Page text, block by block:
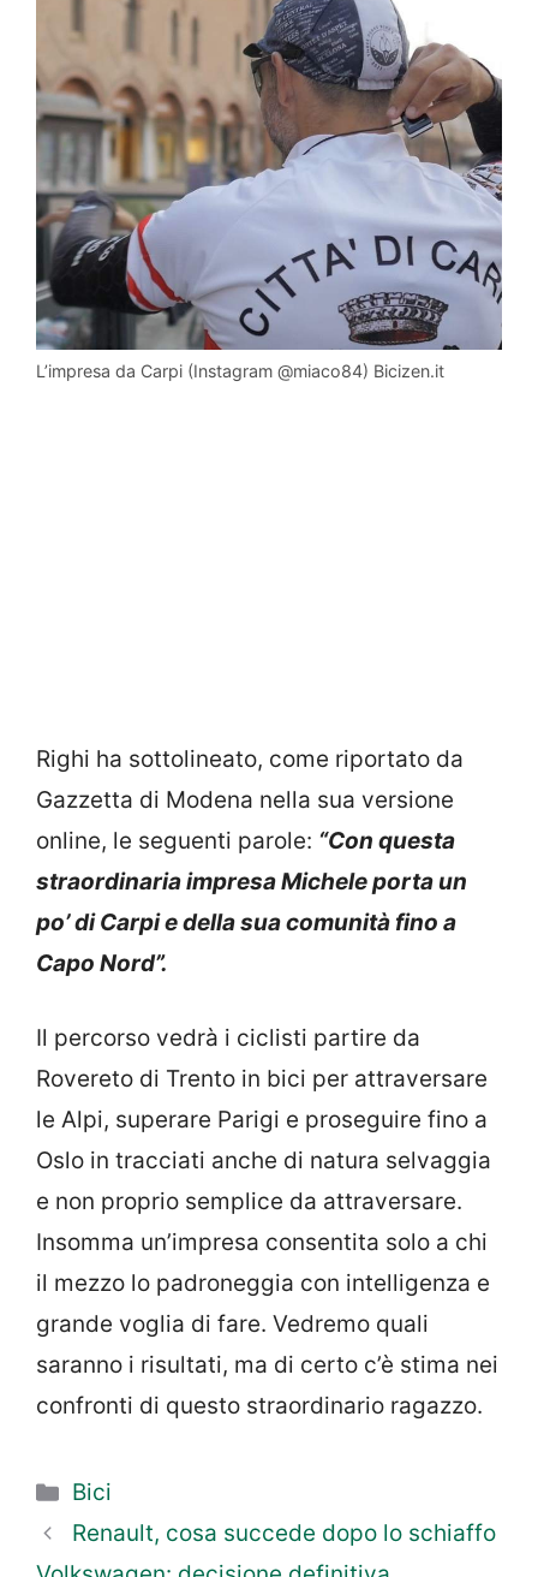
L’impresa da Carpi (Instagram @miaco84) Bicizen.it
Righi ha sottolineato, come riportato da
Gazzetta di Modena nella sua versione
online, le seguenti parole: “Con questa
straordinaria impresa Michele porta un
po’ di Carpi e della sua comunità fino a
Capo Nord”.
Il percorso vedrà i ciclisti partire da
Rovereto di Trento in bici per attraversare
le Alpi, superare Parigi e proseguire fino a
Oslo in tracciati anche di natura selvaggia
e non proprio semplice da attraversare.
Insomma un’impresa consentita solo a chi
il mezzo lo padroneggia con intelligenza e
grande voglia di fare. Vedremo quali
saranno i risultati, ma di certo c’è stima nei
confronti di questo straordinario ragazzo.
Categorie
Bici
Renault, cosa succede dopo lo schiaffo